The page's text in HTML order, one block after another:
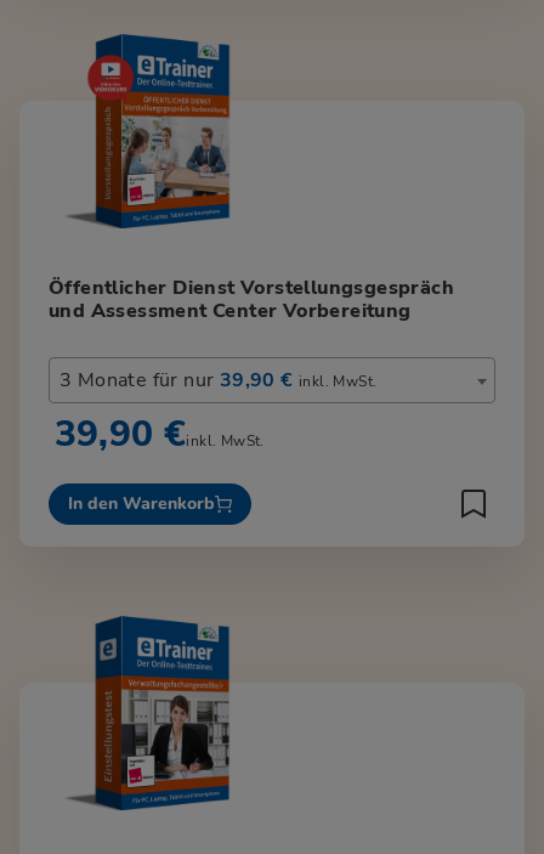
Öffentlicher Dienst Vorstellungsgespräch
und Assessment Center Vorbereitung
3 Monate für nur 39,90 € inkl. MwSt.
39,90 €inkl. MwSt.
In den Warenkorb